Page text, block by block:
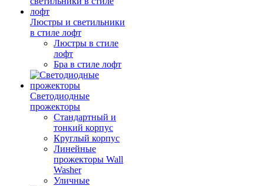
Люстры и светильники
в стиле лофт
Люстры в стиле
лофт
Бра в стиле лофт
Светодиодные
прожекторы
Стандартный и
тонкий корпус
Круглый корпус
Линейные
прожекторы Wall
Washer
Уличные